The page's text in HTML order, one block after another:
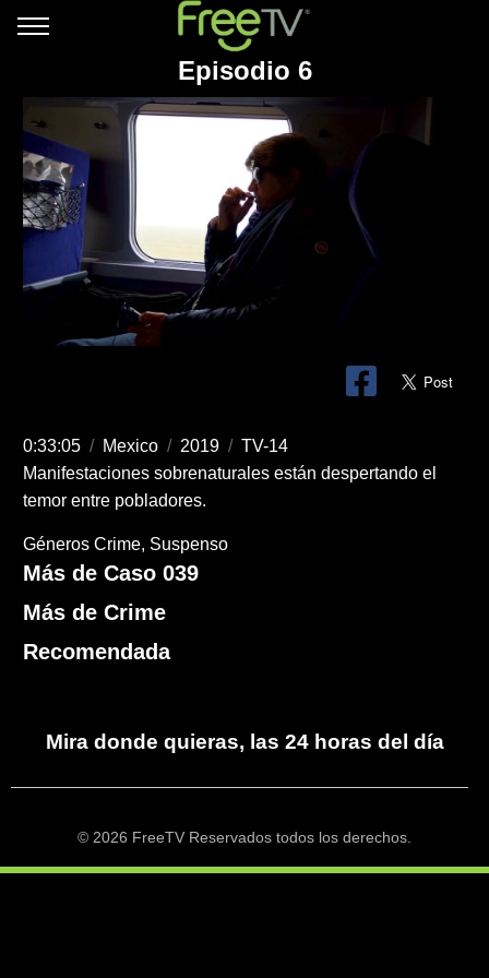
Episodio 6
0:33:05 / Mexico / 2019 / TV-14
Manifestaciones sobrenaturales están despertando el
temor entre pobladores.
Géneros Crime Suspenso
Más de Caso 039
Más de Crime
Recomendada
Mira donde quieras, las 24 horas del día
© 2026 FreeTV Reservados todos los derechos.